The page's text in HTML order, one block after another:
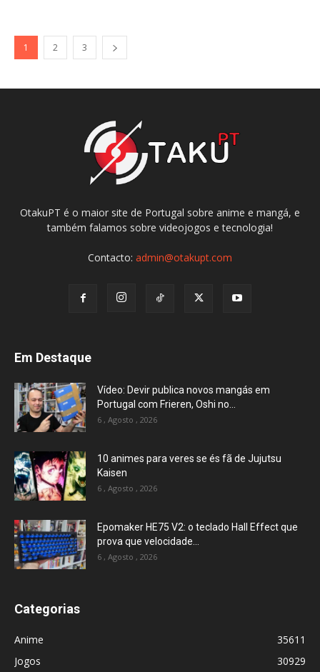
1 2 3
OtakuPT é o maior site de Portugal sobre anime e mangá, e
também falamos sobre videojogos e tecnologia!
Contacto: admin@otakupt.com
Em Destaque
Vídeo: Devir publica novos mangás em
Portugal com Frieren, Oshi no...
6 , Agosto , 2026
10 animes para veres se és fã de Jujutsu
Kaisen
6 , Agosto , 2026
Epomaker HE75 V2: o teclado Hall Effect que
prova que velocidade...
6 , Agosto , 2026
Categorias
Anime
35611
Jogos
30929